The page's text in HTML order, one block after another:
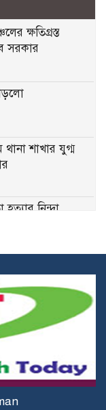
ক্ষতিগ্রস্ত
সরকার
শাখার যুগ্ম
হত্যার নিন্দা
ডিগ্রির
চান কমলা
জন্য ব্লকড
ভারপ্রাপ্ত